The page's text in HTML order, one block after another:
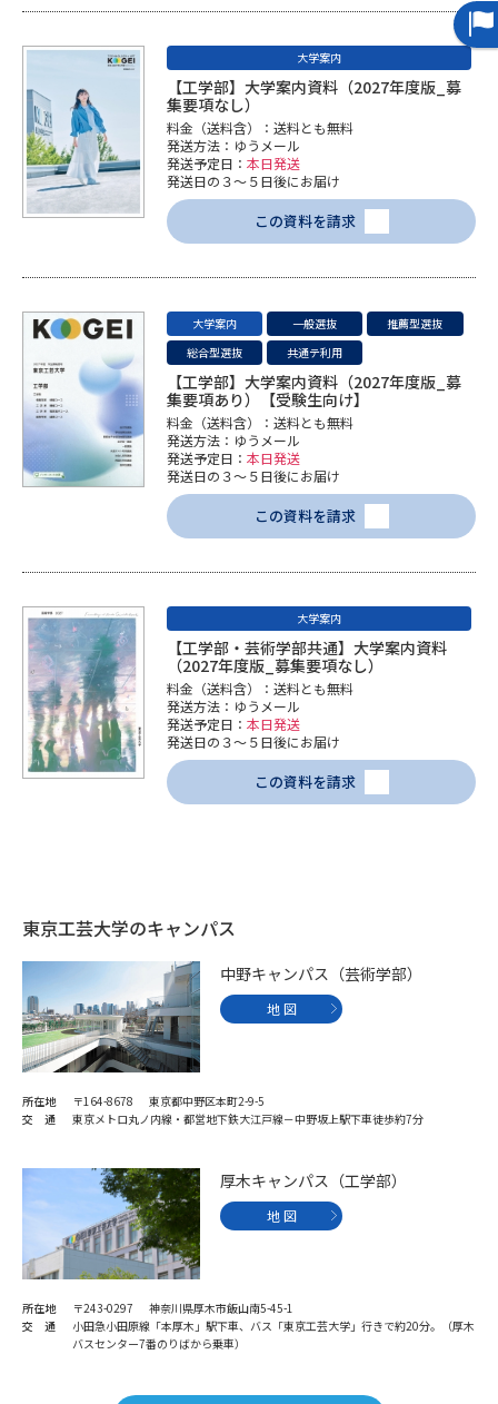
学問の教科書 夢ナビライブ
ユーザーサポート
Ｑ＆Ａ よくあるご質問 大学進学IDについて
受付内容・発送状況の確認
テレメール
個人情報取扱規定
特定商取引表記
テレメール進学カタログ
訂正のご案内
大学案内
【工学部】大学案内資料（2027年度版_募
集要項なし）
料金（送料含）：送料とも無料
発送方法：ゆうメール
発送予定日： 本日発送
発送日の３～５日後にお届け
この資料を請求
大学案内 一般選抜
推薦型選抜
総合型選抜
共通テ利用
【工学部】大学案内資料（2027年度版_募
集要項あり）【受験生向け】
料金（送料含）：送料とも無料
発送方法：ゆうメール
発送予定日： 本日発送
発送日の３～５日後にお届け
この資料を請求
大学案内
【工学部・芸術学部共通】大学案内資料
（2027年度版_募集要項なし）
料金（送料含）：送料とも無料
発送方法：ゆうメール
発送予定日： 本日発送
発送日の３～５日後にお届け
この資料を請求
東京工芸大学のキャンパス
中野キャンパス（芸術学部）
地 図
所在地
〒164-8678 東京都中野区本町2-9-5
交 通
東京メトロ丸ノ内線・都営地下鉄大江戸線－中野坂上駅下車徒歩約7分
厚木キャンパス（工学部）
地 図
所在地
〒243-0297 神奈川県厚木市飯山南5-45-1
交 通
小田急小田原線「本厚木」駅下車、バス「東京工芸大学」行きで約20分。（厚木
バスセンター7番のりばから乗車）